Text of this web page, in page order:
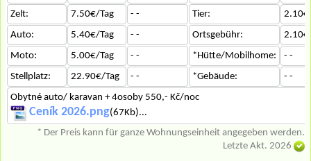
Zelt:
7.50€/Tag - - Tier:
Auto:
5.40€/Tag - - Ortsgebühr:
Moto:
5.00€/Tag - - *Hütte/Mobilhome:
- -
Stellplatz:
22.90€/Tag - - *Gebäude:
- -
Obytné auto/ karavan + 4osoby 550,- Kč/noc
Ceník 2026.png(67Kb)...
* Der Preis kann für ganze Wohnungseinheit angegeben werden.
Letzte Akt. 2026